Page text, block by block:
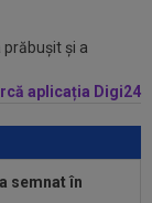
și a
aplicația Digi24
semnat în